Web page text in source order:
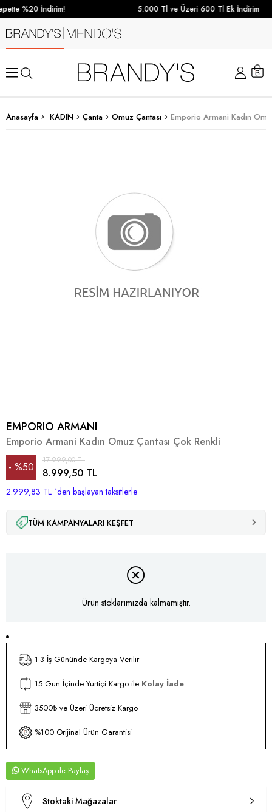
%20 İndirim! 5.000 Tl ve Üzeri 600 Tl Ek İndirim
Anasayfa KADIN Çanta Omuz Çantası Emporio Armani Kadın
EMPORIO ARMANI
Emporio Armani Kadın Omuz Çantası Çok Renkli
%50
İndirim
17.999,00 TL
8.999,50 TL
2.999,83 TL `den başlayan taksitlerle
TÜM KAMPANYALARI KEŞFET
Ürün stoklarımızda kalmamıştır.
1-3 İş Gününde Kargoya Verilir
15 Gün İçinde Yurtiçi Kargo ile Kolay İade
3500₺ ve Üzeri Ücretsiz Kargo
%100 Orijinal Ürün Garantisi
WhatsApp
Stoktaki Mağazalar